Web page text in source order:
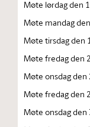
Møte lørdag den
Møte mandag
Møte tirsdag den
Møte fredag den
Møte onsdag den
Møte fredag den
Møte onsdag den